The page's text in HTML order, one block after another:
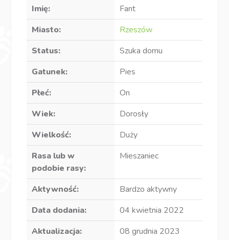
Imię:
Fant
Miasto:
Rzeszów
Status:
Szuka domu
Gatunek:
Pies
Płeć:
On
Wiek:
Dorosły
Wielkość:
Duży
Rasa lub w
podobie rasy:
Mieszaniec
Aktywność:
Bardzo aktywny
Data dodania:
04 kwietnia 2022
Aktualizacja:
08 grudnia 2023